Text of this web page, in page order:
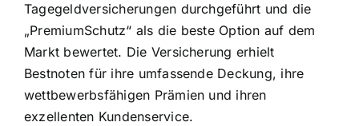
Tagegeldversicherungen durchgeführt und die
„PremiumSchutz“ als die beste Option auf dem
Markt bewertet. Die Versicherung erhielt
Bestnoten für ihre umfassende Deckung, ihre
wettbewerbsfähigen Prämien und ihren
exzellenten Kundenservice.